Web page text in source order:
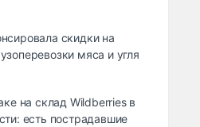
скидки на
мяса и угля
на склад Wildberries в
есть пострадавшие